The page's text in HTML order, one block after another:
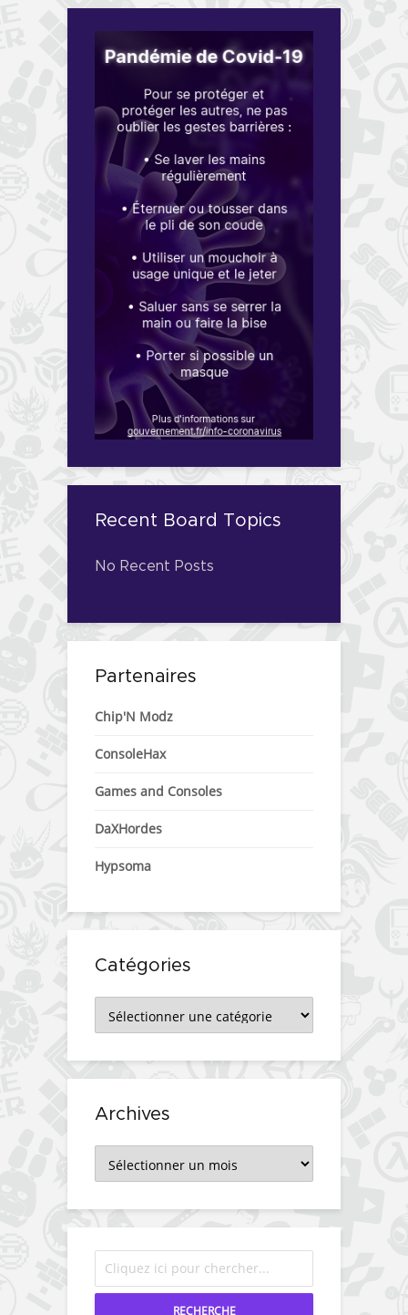
Recent Board Topics
No Recent Posts
Partenaires
Chip'N Modz
ConsoleHax
Games and Consoles
DaXHordes
Hypsoma
Catégories
Archives
RECHERCHE